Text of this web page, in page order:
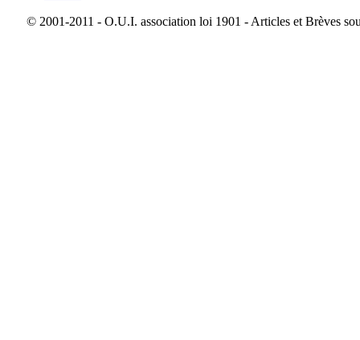
© 2001-2011 - O.U.I. association loi 1901 - Articles et Brèves